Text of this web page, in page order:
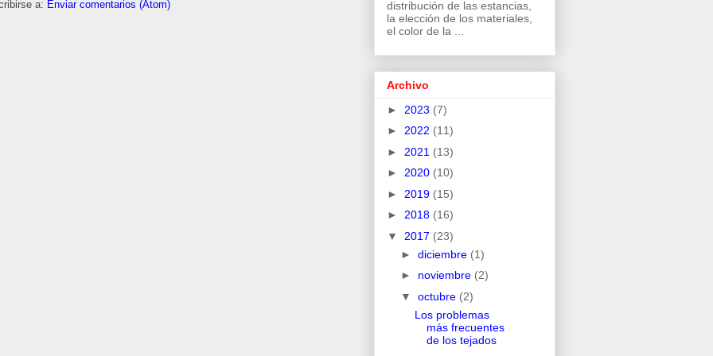
a: Enviar comentarios (Atom)
distribución de las estancias,
la elección de los materiales,
el color de la ...
Archivo
► 2023 (7)
► 2022 (11)
► 2021 (13)
► 2020 (10)
► 2019 (15)
► 2018 (16)
▼ 2017 (23)
► diciembre (1)
► noviembre (2)
▼ octubre (2)
Los problemas
más frecuentes
de los tejados